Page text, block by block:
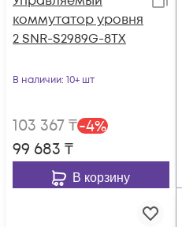
коммутатор уровня
2 SNR-S2989G-8TX
В наличии: 10+ шт
103 367₸-4%
99 683 ₸
В корзину